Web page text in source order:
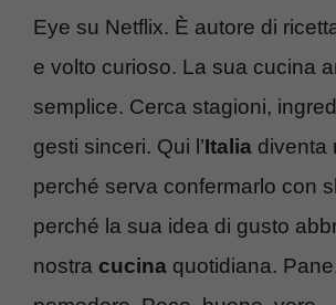
Eye su Netflix. È autore di
e volto curioso. La sua cucina
semplice. Cerca stagioni,
gesti sinceri. Qui l’Italia diventa
perché serva confermarlo con
perché la sua idea di gusto
nostra cucina quotidiana.